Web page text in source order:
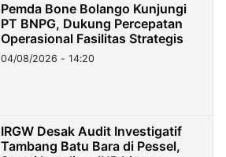
Pemda Bone Bolango Kunjungi
PT BNPG, Dukung Percepatan
Operasional Fasilitas Strategis
04/08/2026 - 14:20
IRGW Desak Audit Investigatif
Tambang Batu Bara di Pessel,